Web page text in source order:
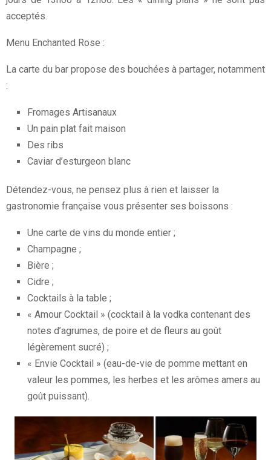
acceptés.
Menu Enchanted Rose :
La carte du bar propose des bouchées à partager, notamment
:
Fromages Artisanaux
Un pain plat fait maison
Des ribs
Caviar d’esturgeon blanc
Détendez-vous, ne pensez plus à rien et laisser la
gastronomie française vous présenter ses boissons :
Une carte de vins du monde entier ;
Champagne ;
Bière ;
Cidre ;
Cocktails à la table ;
« Amour Cocktail » (cocktail à la vodka contenant des
notes d’agrumes, de poire et de fleurs au goût
légèrement sucré) ;
« Envie Cocktail » (eau-de-vie de pomme mettant en
valeur les pommes, les herbes et les arômes amers au
goût puissant).